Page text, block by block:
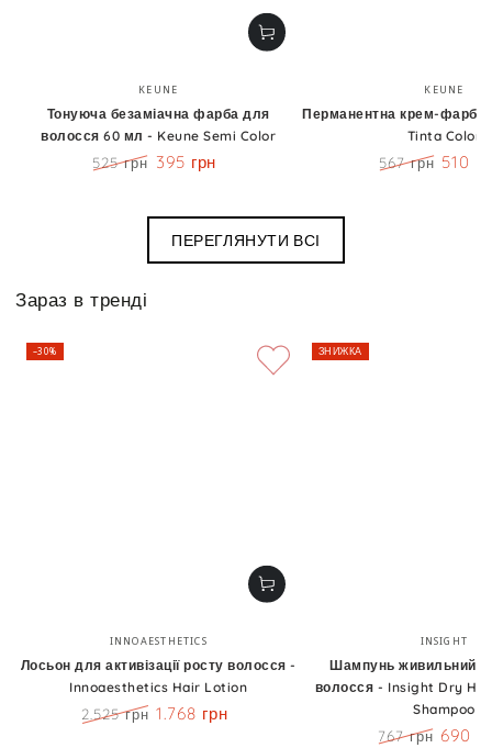
Бренд:
KEUNE
Тонуюча безаміачна фарба для
волосся 60 мл - Keune Semi Color
525 грн 395 грн
KEUNE
Перманентна крем-фарба
Tinta Color
567 грн 510
ПЕРЕГЛЯНУТИ ВСІ
Зараз в тренді
Бренд:
INNOAESTHETICS
Лосьон для активізації росту волосся -
Innoaesthetics Hair Lotion
2.525 грн 1.768 грн
–30%
INSIGHT
Шампунь живильний
волосся - Insight Dry
Shampoo
767 грн 690
ЗНИЖКА